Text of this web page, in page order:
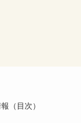
（目次）